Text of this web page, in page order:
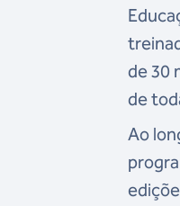
de 30
de
Ao